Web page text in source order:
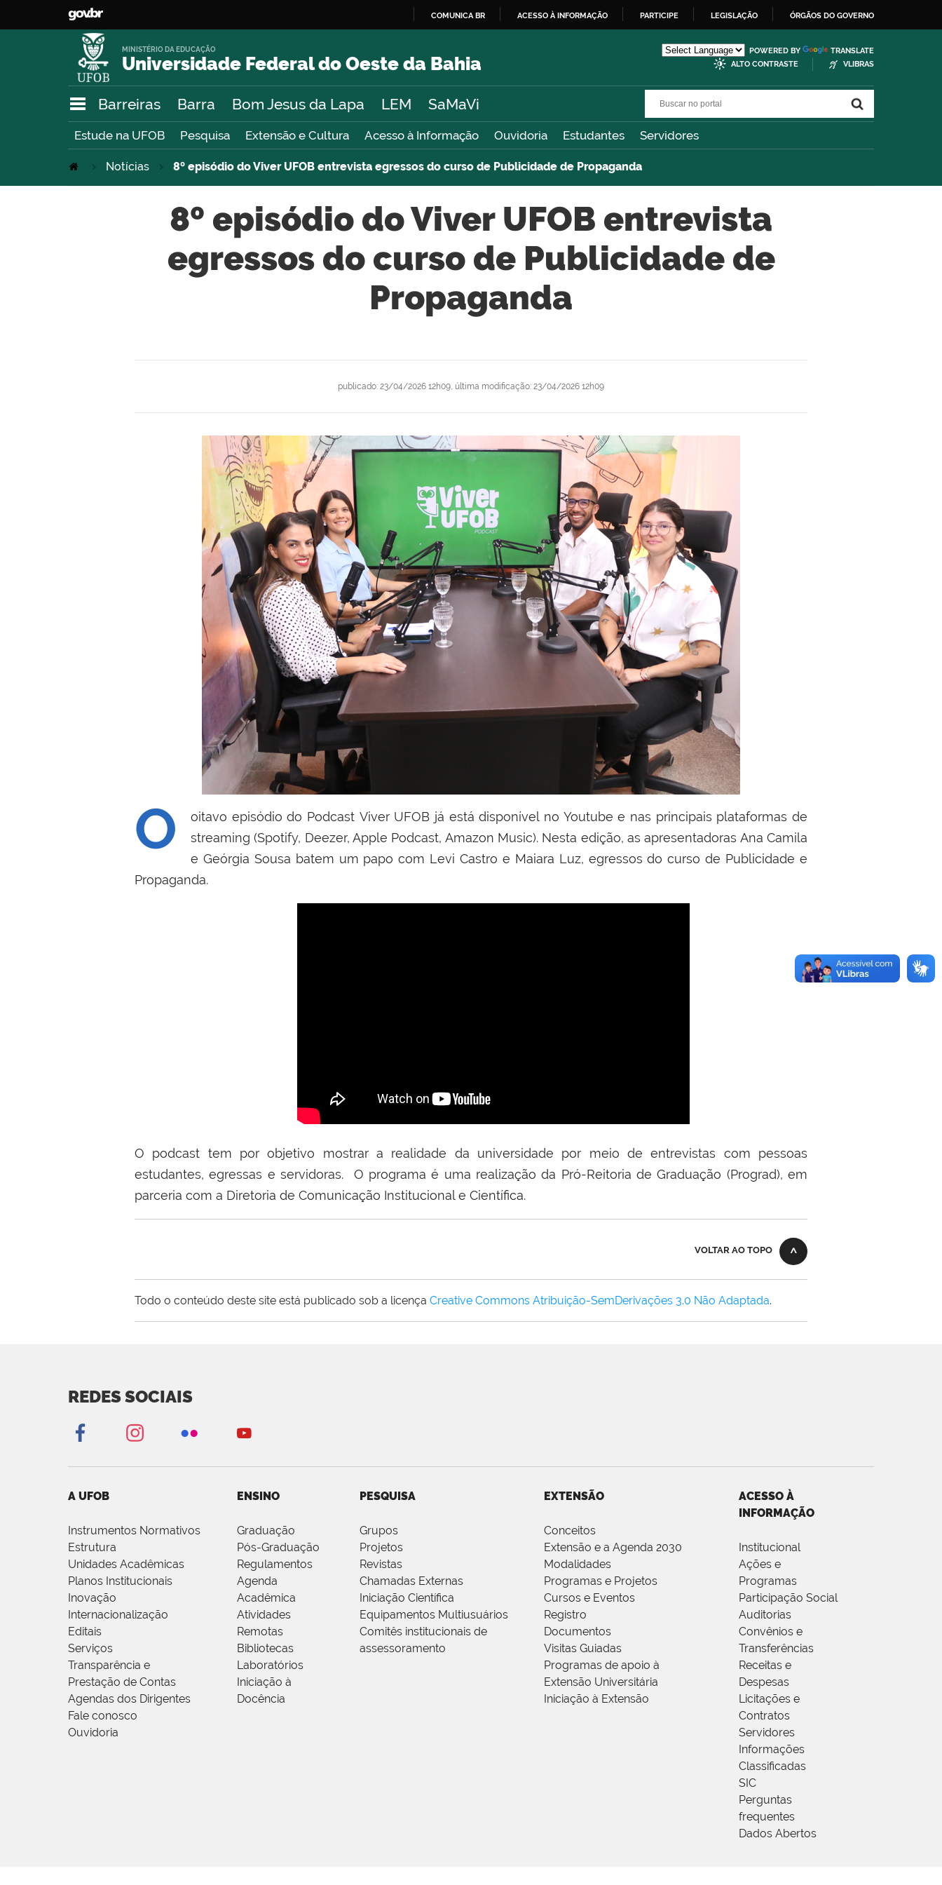
O
COMUNICA BR ACESSO À INFORMAÇÃO PARTICIPE LEGISLAÇÃO ÓRGÃOS DO GOVERNO
Universidade Federal do Oeste da Bahia
MINISTÉRIO DA EDUCAÇÃO POWERED BY
TRANSLATE
ALTO CONTRASTE
VLIBRAS
Barreiras Barra Bom Jesus da Lapa LEM SaMaVi
Estude na UFOB Pesquisa Extensão e Cultura Acesso à Informação Ouvidoria Estudantes Servidores
Notícias 8º episódio do Viver UFOB entrevista egressos do curso de Publicidade de Propaganda
8º episódio do Viver UFOB entrevista
egressos do curso de Publicidade de
Propaganda
publicado: 23/04/2026 12h09, última modificação: 23/04/2026 12h09
O
oitavo episódio do Podcast Viver UFOB já está disponível no Youtube e nas principais plataformas de
streaming (Spotify, Deezer, Apple Podcast, Amazon Music). Nesta edição, as apresentadoras Ana Camila
e Geórgia Sousa batem um papo com Levi Castro e Maiara Luz, egressos do curso de Publicidade e
Propaganda.
O podcast tem por objetivo mostrar a realidade da universidade por meio de entrevistas com pessoas
estudantes, egressas e servidoras. O programa é uma realização da Pró-Reitoria de Graduação (Prograd), em
parceria com a Diretoria de Comunicação Institucional e Científica.
VOLTAR AO TOPO
Todo o conteúdo deste site está publicado sob a licença Creative Commons Atribuição-SemDerivações 3.0 Não Adaptada.
REDES SOCIAIS
A UFOB
Instrumentos Normativos
Estrutura
Unidades Acadêmicas
Planos Institucionais
Inovação
Internacionalização
Editais
Serviços
Transparência e
Prestação de Contas
Agendas dos Dirigentes
Fale conosco
Ouvidoria
ENSINO
Graduação
Pós-Graduação
Regulamentos
Agenda
Acadêmica
Atividades
Remotas
Bibliotecas
Laboratórios
Iniciação à
Docência
PESQUISA
Grupos
Projetos
Revistas
Chamadas Externas
Iniciação Científica
Equipamentos Multiusuários
Comitês institucionais de
assessoramento
EXTENSÃO
Conceitos
Extensão e a Agenda 2030
Modalidades
Programas e Projetos
Cursos e Eventos
Registro
Documentos
Visitas Guiadas
Programas de apoio à
Extensão Universitária
Iniciação à Extensão
ACESSO À
INFORMAÇÃO
Institucional
Ações e
Programas
Participação Social
Auditorias
Convênios e
Transferências
Receitas e
Despesas
Licitações e
Contratos
Servidores
Informações
Classificadas
SIC
Perguntas
frequentes
Dados Abertos